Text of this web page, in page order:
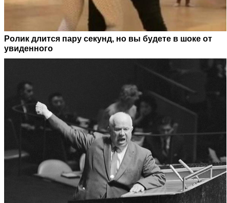
Ролик длится пару секунд, но вы будете в шоке от
увиденного